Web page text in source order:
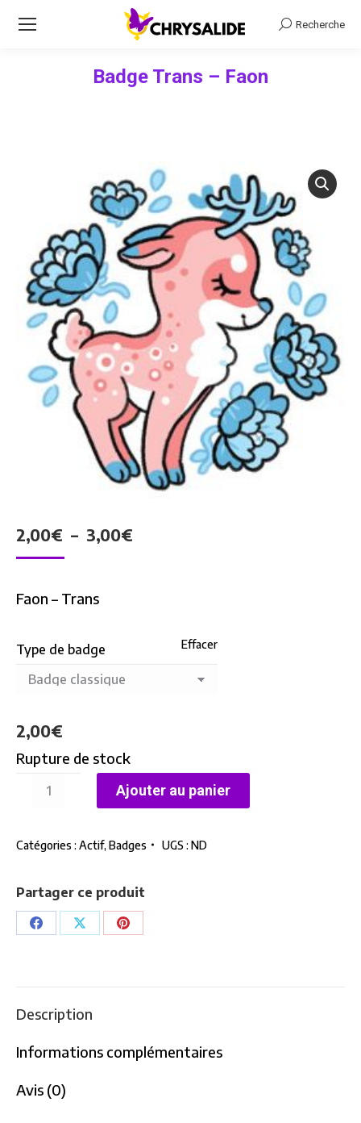
Recherche
Recherche
Badge Trans – Faon
2,00€ – 3,00€
Faon – Trans
Type de badge Effacer
2,00€
Rupture de stock
quantité
Trans
Faon
Ajouter au panier
Catégories : Actif, Badges UGS : ND
Partager ce produit
PartagerPartagerPartager
Description
Informations complémentaires
Avis (0)